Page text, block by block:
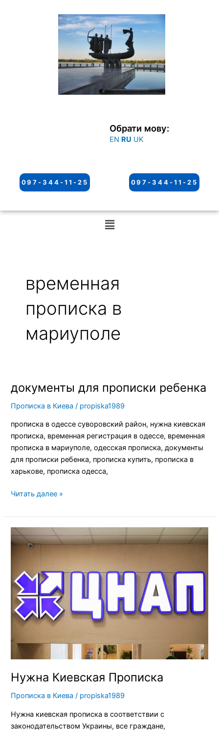
Обрати мову:
EN RU UK
097-344-11-25 097-344-11-25
Меню
временная
прописка в
мариуполе
документы для прописки ребенка
Прописка в Киева / propiska1989
прописка в одессе суворовский район, нужна киевская
прописка, временная регистрация в одессе, временная
прописка в мариуполе, одесская прописка, документы
для прописки ребенка, прописка купить, прописка в
харькове, прописка одесса,
документы
прописки
ребенка
Читать далее »
Нужна Киевская Прописка
Прописка в Киева / propiska1989
Нужна киевская прописка в соответствии с
законодательством Украины, все граждане,
Нужна
Киевская